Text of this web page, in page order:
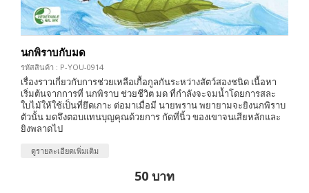
นกพิราบกับมด
รหัสสินค้า : P-YOU-0914
เรื่องราวเกี่ยวกับการช่วยเหลือเกื้อกูลกันระหว่างสัตว์สองชนิด เนื้อหา
เริ่มต้นจากการที่ นกพิราบ ช่วยชีวิต มด ที่กำลังจะจมน้ำโดยการสละ
ใบไม้ให้ใช้เป็นที่ยึดเกาะ ต่อมาเมื่อมี นายพราน พยายามจะยิงนกพิราบ
ตัวนั้น มดจึงตอบแทนบุญคุณด้วยการ กัดที่นิ้ว ของเขาจนเสียหลักและ
ยิงพลาดไป
ดูรายละเอียดเพิ่มเติม
50 บาท